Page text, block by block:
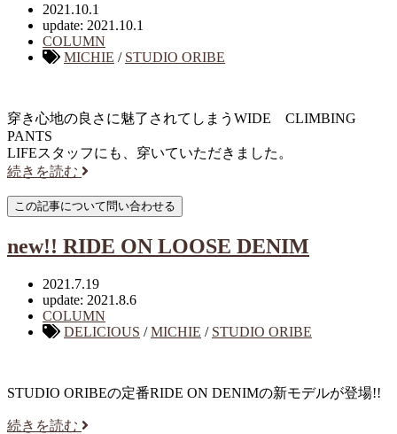
2021.10.1
update: 2021.10.1
COLUMN
MICHIE / STUDIO ORIBE
穿き心地の良さに魅了されてしまうWIDE CLIMBING
PANTS
LIFEスタッフにも、穿いていただきました。
続きを読む
new!! RIDE ON LOOSE DENIM
2021.7.19
update: 2021.8.6
COLUMN
DELICIOUS /MICHIE / STUDIO ORIBE
STUDIO ORIBEの定番RIDE ON DENIMの新モデルが登場!!
続きを読む